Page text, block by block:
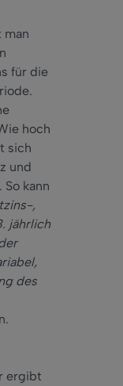
man
für die
hoch
sich
und
kann
,
jährlich
des
ergibt